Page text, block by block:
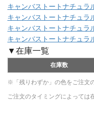
キャンバストートナチュラ
キャンバストートナチュラ
キャンバストートナチュラ
キャンバストートナチュラ
▼在庫一覧
在庫数
※「残りわずか」の色をご注文
ご注文のタイミングによっては